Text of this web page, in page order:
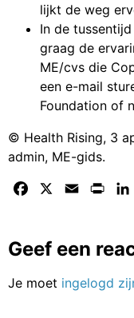
lijkt de weg
In de
graag de
ME/cvs die
een e-mail
Foundation of
© Health Rising, 3
admin, ME-gids.
Facebook Email Print
Geef een
Je moet ingelogd